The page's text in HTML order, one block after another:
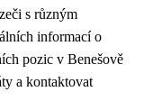
s různým
informací o
pozic v Benešově
a kontaktovat